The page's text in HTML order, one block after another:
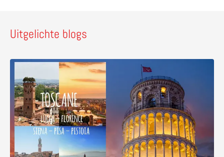
Uitgelichte blogs
Lees meer over Ontdek vijf pareltjes in Toscane –